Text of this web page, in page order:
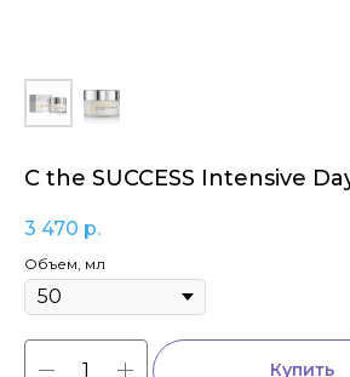
C the SUCCESS Intensive
3 470 р.
Объем, мл
Купить